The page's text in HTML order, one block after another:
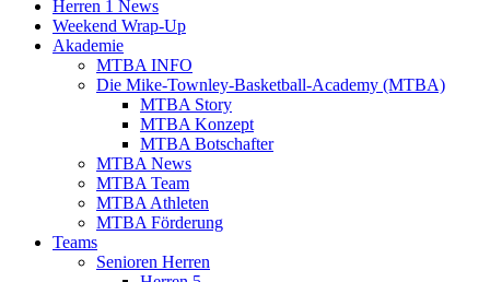
Herren 1 News
Weekend Wrap-Up
Akademie
MTBA INFO
Die Mike-Townley-Basketball-Academy (MTBA)
MTBA Story
MTBA Konzept
MTBA Botschafter
MTBA News
MTBA Team
MTBA Athleten
MTBA Förderung
Teams
Senioren Herren